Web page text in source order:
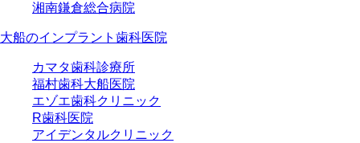
湘南鎌倉総合病院
大船のインプラント歯科医院
カマタ歯科診療所
福村歯科大船医院
エゾエ歯科クリニック
R歯科医院
アイデンタルクリニック